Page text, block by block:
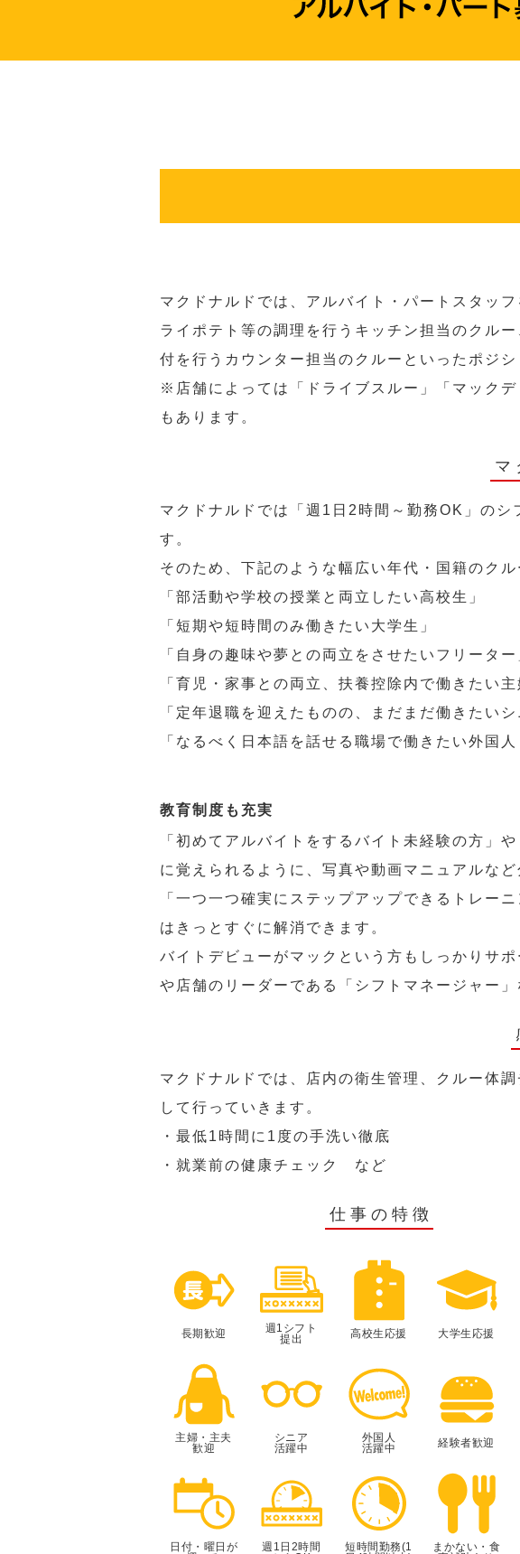
マクドナルドでは、アルバイト・パートスタッ
ライポテト等の調理を行うキッチン担当のクル
付を行うカウンター担当のクルーといったポジシ
※店舗によっては「ドライブスルー」「マック
もあります。
マ
マクドナルドでは「週1日2時間～勤務OK」の
す。
そのため、下記のような幅広い年代・国籍のクル
「部活動や学校の授業と両立したい高校生」
「短期や短時間のみ働きたい大学生」
「自身の趣味や夢との両立をさせたいフリーター
「育児・家事との両立、扶養控除内で働きたい主
「定年退職を迎えたものの、まだまだ働きたいシ
「なるべく日本語を話せる職場で働きたい外国人
教育制度も充実
「初めてアルバイトをするバイト未経験の方」
に覚えられるように、写真や動画マニュアルな
「一つ一つ確実にステップアップできるトレー
はきっとすぐに解消できます。
バイトデビューがマックという方もしっかりサ
や店舗のリーダーである「シフトマネージャー
マクドナルドでは、店内の衛生管理、クルー体
して行っていきます。
・最低1時間に1度の手洗い徹底
・就業前の健康チェック など
仕事の特徴
長期歓迎
週1シフト
提出
高校生応援 大学生応援
主婦・主夫
歓迎
シニア
活躍中
外国人
活躍中
経験者歓迎
日付・曜日が
週1日2時間
短時間勤務(1
まかない・食